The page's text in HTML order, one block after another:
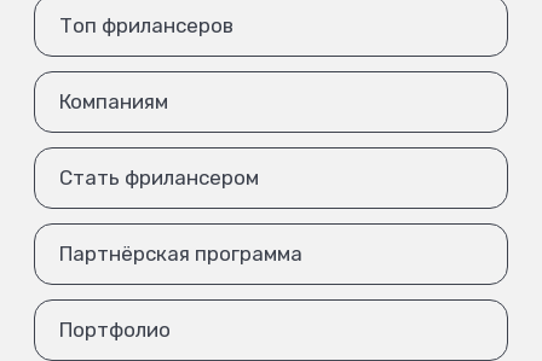
Топ фрилансеров
Компаниям
Стать фрилансером
Партнёрская программа
Портфолио